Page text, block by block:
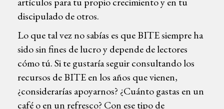
discipulado de otros.
Lo que tal vez no sabías es que BITE siempre ha
sido sin fines de lucro y depende de lectores
cómo tú. Si te gustaría seguir consultando los
recursos de BITE en los años que vienen,
¿considerarías apoyarnos? ¿Cuánto gastas en un
café o en un refresco? Con ese tipo de